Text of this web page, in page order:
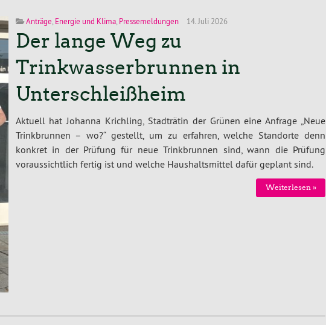
Anträge Energie und Klima, Pressemeldungen 14. Juli 2026
Der lange Weg zu
Trinkwasserbrunnen in
Unterschleißheim
Aktuell hat Johanna Krichling, Stadträtin der Grünen eine Anfrage „Neue
Trinkbrunnen – wo?“ gestellt, um zu erfahren, welche Standorte denn
konkret in der Prüfung für neue Trinkbrunnen sind, wann die Prüfung
voraussichtlich fertig ist und welche Haushaltsmittel dafür geplant sind.
Weiterlesen »